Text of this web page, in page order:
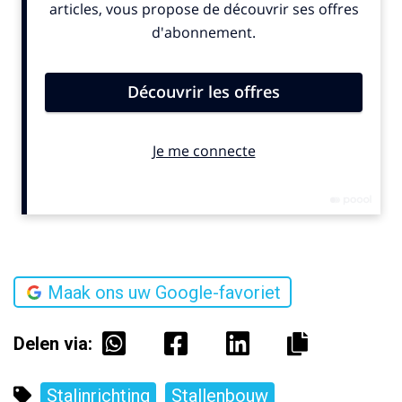
Maak ons uw Google-favoriet
Delen via:
Stalinrichting Stallenbouw